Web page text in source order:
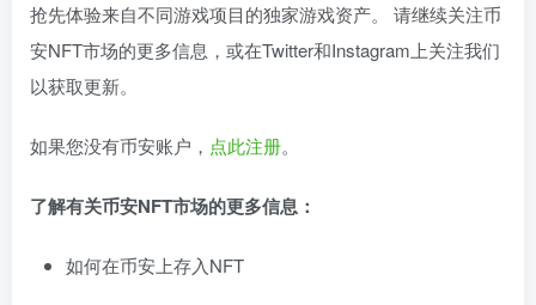
抢先体验来自不同游戏项目的独家游戏资产。 请继续关注币
安NFT市场的更多信息，或在Twitter和Instagram上关注我们
以获取更新。
如果您没有币安账户， 点此注册。
了解有关币安NFT市场的更多信息：
如何在币安上存入NFT